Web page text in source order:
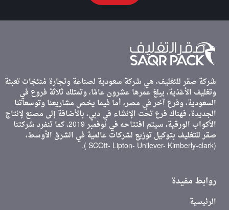
شركة صقر للتغليف، هي شركة سعودية لصناعة وتجارة مُنتجَات تعبئة
وتغليف الأغذية، يبلغ عمرها عشرون عامًا، وتمتلك ثلاثة فروع في
السعودية، وفرع آخر في مصر، أما فيما يخص مشاريعنا وتوسعاتنا
الجديدة، فهناك فرع تحت الإنشاء في دبي، بالأضافة إلى مصنع لإنتاج
الأكواب الورقية، سيتم افتتاحه في نوفمبر 2019، كما تنفرد شركتنا
صقر للتغليف بتوكيل توزيع لشركات عالمية في الشرق الأوسط،
(SCOtt- Lipton- Unilever- Kimberly-clark ).
روابط مفيدة
الرئيسية